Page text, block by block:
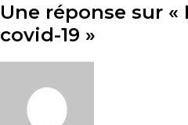
Une réponse sur
covid-19 »